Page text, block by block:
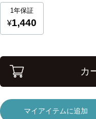
カ
マイアイテムに追加